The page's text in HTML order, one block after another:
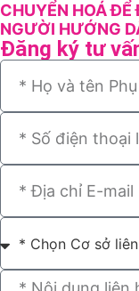
CHUYỂN HOÁ ĐỂ
NGƯỜI HƯỚNG
Đăng ký tư